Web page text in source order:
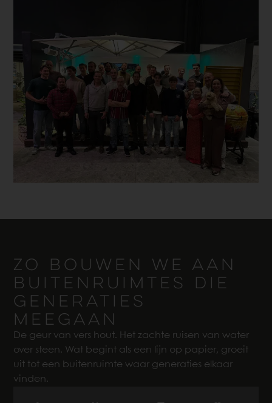
ZO BOUWEN WE AAN
BUITENRUIMTES DIE
GENERATIES
MEEGAAN
De geur van vers hout. Het zachte ruisen van water
over steen. Wat begint als een lijn op papier, groeit
uit tot een buitenruimte waar generaties elkaar
vinden.